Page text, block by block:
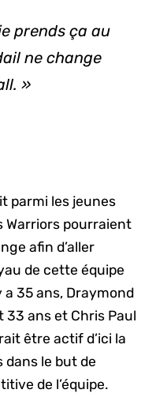
prends ça au
ne change
»
parmi les jeunes
Warriors pourraient
afin d’aller
de cette équipe
a 35 ans, Draymond
33 ans et Chris Paul
être actif d’ici la
le but de
de l’équipe.